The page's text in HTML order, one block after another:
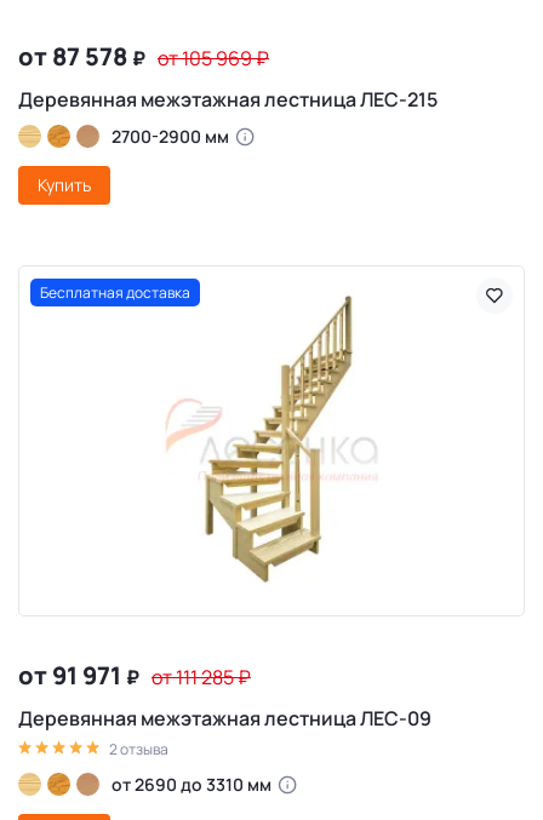
от 87 578 ₽ от 105 969₽
Деревянная межэтажная лестница ЛЕС-215
2700-2900 мм
Купить
Бесплатная доставка
от 91 971 ₽ от 111 285₽
Деревянная межэтажная лестница ЛЕС-09
2 отзыва
от 2690 до 3310 мм